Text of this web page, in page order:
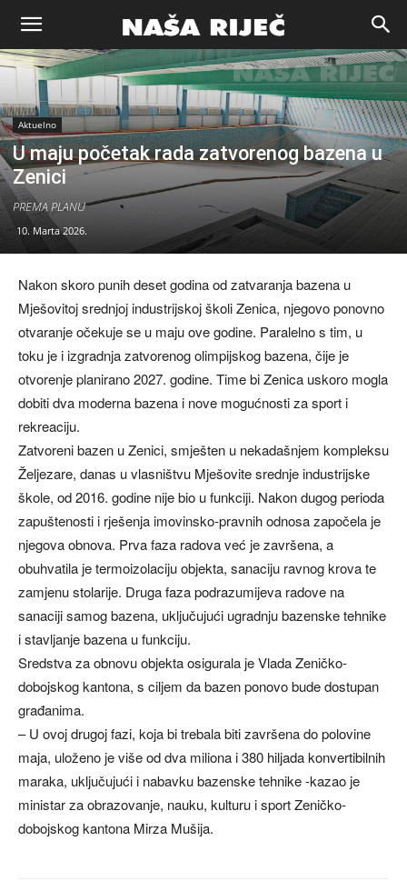
Naša
riječ
Zenica
Aktuelno
U maju početak rada zatvorenog bazena u
Zenici
PREMA PLANU
10. Marta 2026.
Nakon skoro punih deset godina od zatvaranja bazena u
Mješovitoj srednjoj industrijskoj školi Zenica, njegovo ponovno
otvaranje očekuje se u maju ove godine. Paralelno s tim, u
toku je i izgradnja zatvorenog olimpijskog bazena, čije je
otvorenje planirano 2027. godine. Time bi Zenica uskoro mogla
dobiti dva moderna bazena i nove mogućnosti za sport i
rekreaciju.
Zatvoreni bazen u Zenici, smješten u nekadašnjem kompleksu
Željezare, danas u vlasništvu Mješovite srednje industrijske
škole, od 2016. godine nije bio u funkciji. Nakon dugog perioda
zapuštenosti i rješenja imovinsko-pravnih odnosa započela je
njegova obnova. Prva faza radova već je završena, a
obuhvatila je termoizolaciju objekta, sanaciju ravnog krova te
zamjenu stolarije. Druga faza podrazumijeva radove na
sanaciji samog bazena, uključujući ugradnju bazenske tehnike
i stavljanje bazena u funkciju.
Sredstva za obnovu objekta osigurala je Vlada Zeničko-
dobojskog kantona, s ciljem da bazen ponovo bude dostupan
građanima.
– U ovoj drugoj fazi, koja bi trebala biti završena do polovine
maja, uloženo je više od dva miliona i 380 hiljada konvertibilnih
maraka, uključujući i nabavku bazenske tehnike -kazao je
ministar za obrazovanje, nauku, kulturu i sport Zeničko-
dobojskog kantona Mirza Mušija.